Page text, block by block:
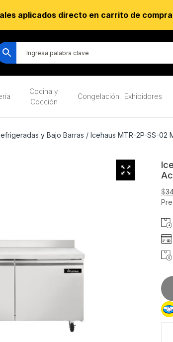
Cocina y
Cocción
Congelación Exhibidores
y Bajo Barras / Icehaus MTR-2P-SS-02
$
aplicados directo en carrito de